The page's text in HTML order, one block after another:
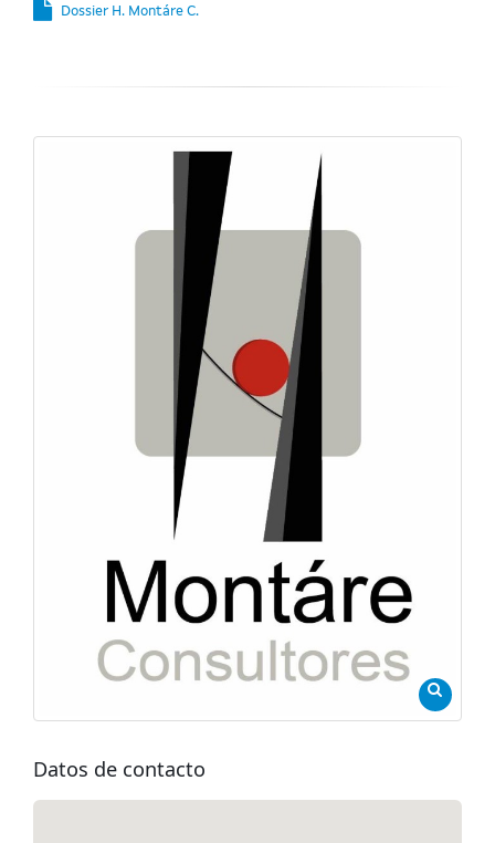
Dossier H. Montáre C.
Datos de contacto